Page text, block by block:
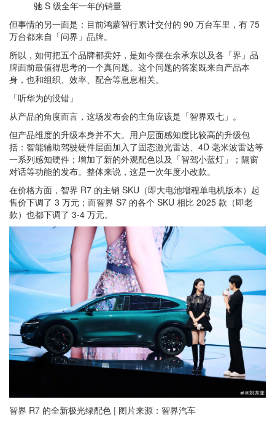
驰 S 级全年一年的销量
但事情的另一面是： 目前鸿蒙智行累计交付的 90 万台车里，有 75
万台都来自「问界」品牌。
所以，如何把五个品牌都卖好，是如今摆在余承东以及各「界」品
牌面前最值得思考的一个真问题。这个问题的答案既来自产品本
身，也和组织、效率、配合等息息相关。
「听华为的没错」
从产品的角度而言，这场发布会的主角应该是「智界双七」。
但产品维度的升级本身并不大。用户层面感知度比较高的升级包
括：智能辅助驾驶硬件层面加入了固态激光雷达、4D 毫米波雷达等
一系列感知硬件；增加了新的外观配色以及「智驾小蓝灯」；隔窗
对话等功能的发布。整体来说，这是一次年度小改款。
在价格方面，智界 R7 的主销 SKU（即大电池增程单电机版本）起
售价下调了 3 万元；而智界 S7 的各个 SKU 相比 2025 款（即老
款）也都下调了 3-4 万元。
智界 R7 的全新极光绿配色 | 图片来源：智界汽车